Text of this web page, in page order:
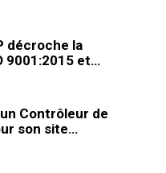
décroche la
9001:2015 et…
Contrôleur de
son site…